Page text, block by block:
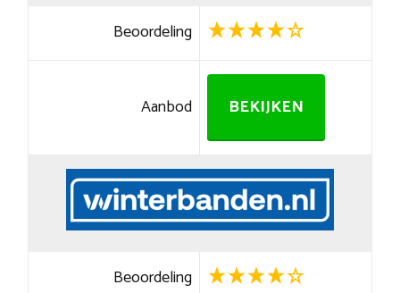
Beoordeling
Aanbod BEKIJKEN
Beoordeling